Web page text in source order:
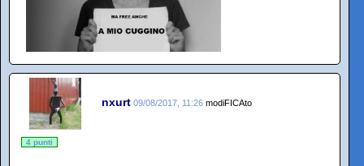
nxurt 09/08/2017, 11:26 modiFICAto
4 punti